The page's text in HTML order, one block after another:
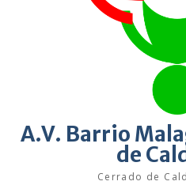
A.V. Barrio
de
Cerrado de